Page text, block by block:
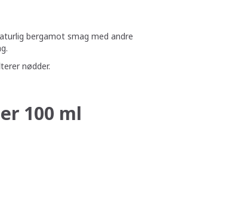
bergamot smag med andre
nødder.
100 ml